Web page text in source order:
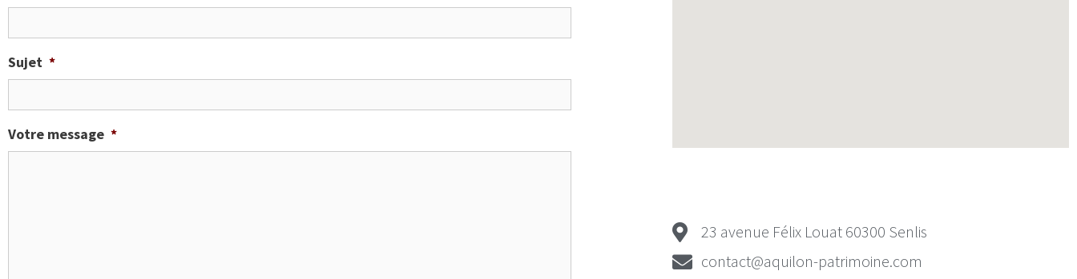
Sujet *
Votre message *
23 avenue Félix Louat 60300 Senlis
contact@aquilon-patrimoine.com